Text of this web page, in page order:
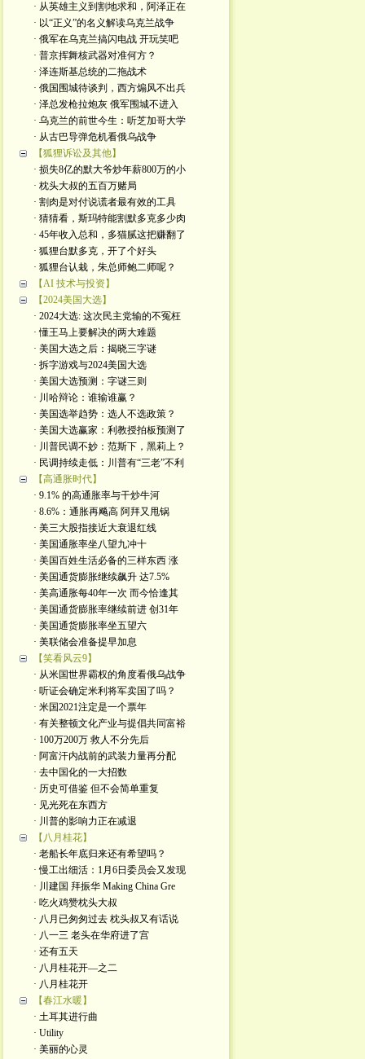
· 从英雄主义到割地求和，阿泽正在
· 以“正义”的名义解读乌克兰战争
· 俄军在乌克兰搞闪电战 开玩笑吧
· 普京挥舞核武器对准何方？
· 泽连斯基总统的二拖战术
· 俄国围城待谈判，西方煽风不出兵
· 泽总发枪拉炮灰 俄军围城不进入
· 乌克兰的前世今生：听芝加哥大学
· 从古巴导弹危机看俄乌战争
【狐狸诉讼及其他】
· 损失8亿的默大爷炒年薪800万的小
· 枕头大叔的五百万赌局
· 割肉是对付说谎者最有效的工具
· 猜猜看，斯玛特能割默多克多少肉
· 45年收入总和，多猫腻这把赚翻了
· 狐狸台默多克，开了个好头
· 狐狸台认栽，朱总师鲍二师呢？
【AI 技术与投资】
【2024美国大选】
· 2024大选: 这次民主党输的不冤枉
· 懂王马上要解决的两大难题
· 美国大选之后：揭晓三字谜
· 拆字游戏与2024美国大选
· 美国大选预测：字谜三则
· 川哈辩论：谁输谁赢？
· 美国选举趋势：选人不选政策？
· 美国大选赢家：利教授拍板预测了
· 川普民调不妙：范斯下，黑莉上？
· 民调持续走低：川普有“三老”不利
【高通胀时代】
· 9.1% 的高通胀率与干炒牛河
· 8.6%：通胀再飚高 阿拜又甩锅
· 美三大股指接近大衰退红线
· 美国通胀率坐八望九冲十
· 美国百姓生活必备的三样东西 涨
· 美国通货膨胀继续飙升 达7.5%
· 美高通胀每40年一次 而今恰逢其
· 美国通货膨胀率继续前进 创31年
· 美国通货膨胀率坐五望六
· 美联储会准备提早加息
【笑看风云9】
· 从米国世界霸权的角度看俄乌战争
· 听证会确定米利将军卖国了吗？
· 米国2021注定是一个票年
· 有关整顿文化产业与提倡共同富裕
· 100万200万 救人不分先后
· 阿富汗内战前的武装力量再分配
· 去中国化的一大招数
· 历史可借鉴 但不会简单重复
· 见光死在东西方
· 川普的影响力正在减退
【八月桂花】
· 老船长年底归来还有希望吗？
· 慢工出细活：1月6日委员会又发现
· 川建国 拜振华 Making China Gre
· 吃火鸡赞枕头大叔
· 八月已匆匆过去 枕头叔又有话说
· 八一三 老头在华府进了宫
· 还有五天
· 八月桂花开—之二
· 八月桂花开
【春江水暖】
· 土耳其进行曲
· Utility
· 美丽的心灵